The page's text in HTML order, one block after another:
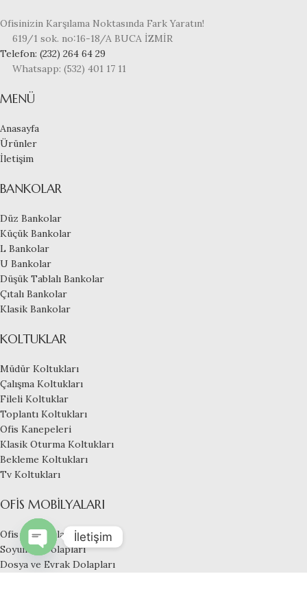
Ofisinizin Karşılama Noktasında Fark Yaratın!
619/1 sok. no:16-18/A BUCA İZMİR
Telefon: (232) 264 64 29
Whatsapp: (532) 401 17 11
MENÜ
Anasayfa
Ürünler
İletişim
BANKOLAR
Düz Bankolar
Küçük Bankolar
L Bankolar
U Bankolar
Düşük Tablalı Bankolar
Çıtalı Bankolar
Klasik Bankolar
KOLTUKLAR
Müdür Koltukları
Çalışma Koltukları
Fileli Koltuklar
Toplantı Koltukları
Ofis Kanepeleri
Klasik Oturma Koltukları
Bekleme Koltukları
Tv Koltukları
OFIS MOBILYALARI
Ofis Mobilyaları
Soyunma Dolapları
Dosya ve Evrak Dolapları
İletişim
Open